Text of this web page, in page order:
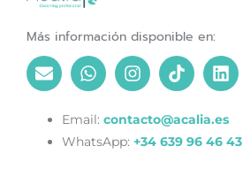
Más información disponible en:
Email: contacto@acalia.es
WhatsApp: +34 639 96 46 43